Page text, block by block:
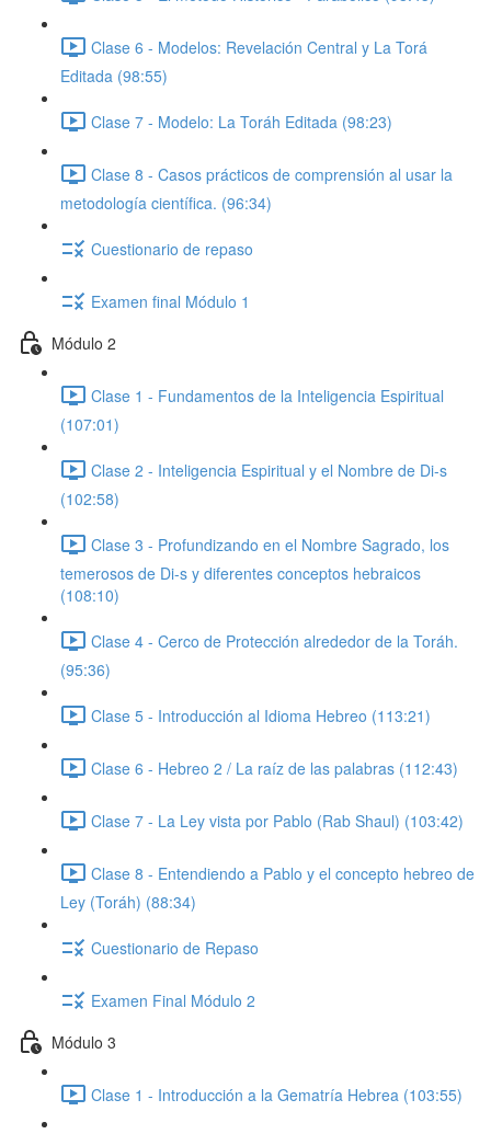
Clase 6 - Modelos: Revelación Central y La Torá
Editada (98:55)
Clase 7 - Modelo: La Toráh Editada (98:23)
Clase 8 - Casos prácticos de comprensión al usar la
metodología científica. (96:34)
Cuestionario de repaso
Examen final Módulo 1
Módulo 2
Clase 1 - Fundamentos de la Inteligencia Espiritual
(107:01)
Clase 2 - Inteligencia Espiritual y el Nombre de Di-s
(102:58)
Clase 3 - Profundizando en el Nombre Sagrado, los
temerosos de Di-s y diferentes conceptos hebraicos
(108:10)
Clase 4 - Cerco de Protección alrededor de la Toráh.
(95:36)
Clase 5 - Introducción al Idioma Hebreo (113:21)
Clase 6 - Hebreo 2 / La raíz de las palabras (112:43)
Clase 7 - La Ley vista por Pablo (Rab Shaul) (103:42)
Clase 8 - Entendiendo a Pablo y el concepto hebreo de
Ley (Toráh) (88:34)
Cuestionario de Repaso
Examen Final Módulo 2
Módulo 3
Clase 1 - Introducción a la Gematría Hebrea (103:55)